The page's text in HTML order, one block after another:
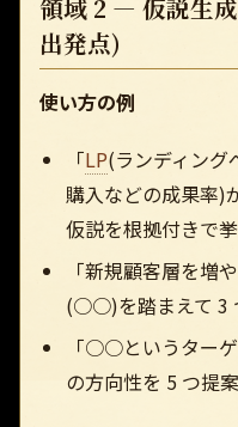
領域 2 — 仮説生
出発点)
使い方の例
「LP(ランディン
購入などの成果率)
仮説を根拠付きで挙
「新規顧客層を増
(○○)を踏まえて 3
「○○というター
の方向性を 5 つ提案